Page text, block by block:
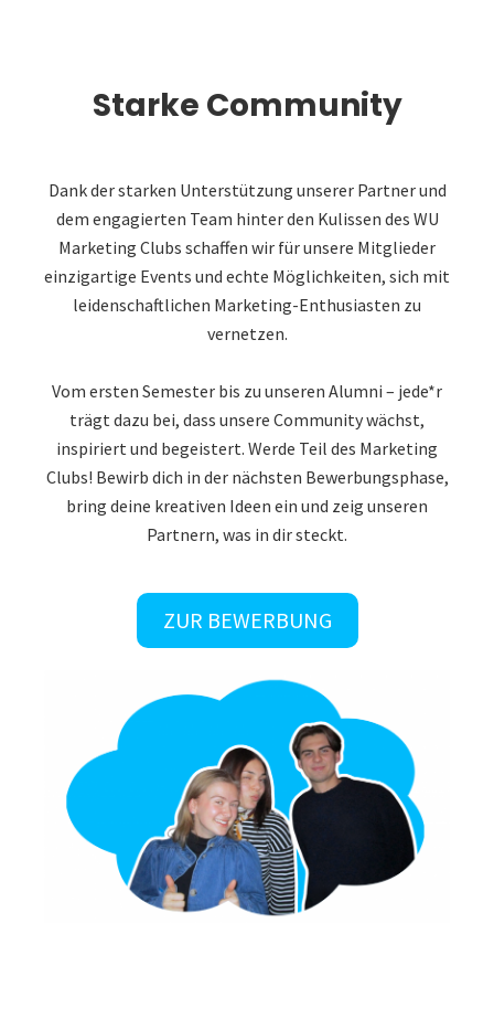
Starke Community
Dank der starken Unterstützung unserer Partner und
dem engagierten Team hinter den Kulissen des WU
Marketing Clubs schaffen wir für unsere Mitglieder
einzigartige Events und echte Möglichkeiten, sich mit
leidenschaftlichen Marketing-Enthusiasten zu
vernetzen.
Vom ersten Semester bis zu unseren Alumni – jede*r
trägt dazu bei, dass unsere Community wächst,
inspiriert und begeistert. Werde Teil des Marketing
Clubs! Bewirb dich in der nächsten Bewerbungsphase,
bring deine kreativen Ideen ein und zeig unseren
Partnern, was in dir steckt.
ZUR BEWERBUNG